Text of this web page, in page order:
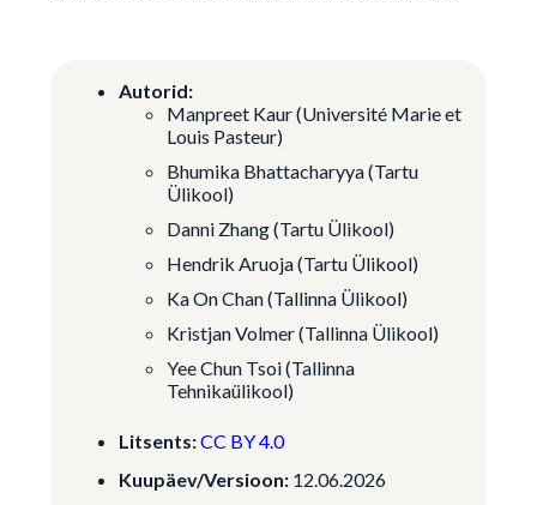
Autorid:
Manpreet Kaur (Université Marie et
Louis Pasteur)
Bhumika Bhattacharyya (Tartu
Ülikool)
Danni Zhang (Tartu Ülikool)
Hendrik Aruoja (Tartu Ülikool)
Ka On Chan (Tallinna Ülikool)
Kristjan Volmer (Tallinna Ülikool)
Yee Chun Tsoi (Tallinna
Tehnikaülikool)
Litsents:CC BY 4.0
Kuupäev/Versioon:12.06.2026